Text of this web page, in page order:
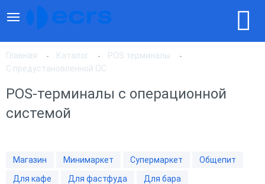
Главная Каталог
POS терминалы
С предустановленной ОС
POS-терминалы с операционной
системой
Магазин Минимаркет Супермаркет
Общепит
Для кафе
Для фастфуда
Для бара
По популярности
По цене, по убыванию